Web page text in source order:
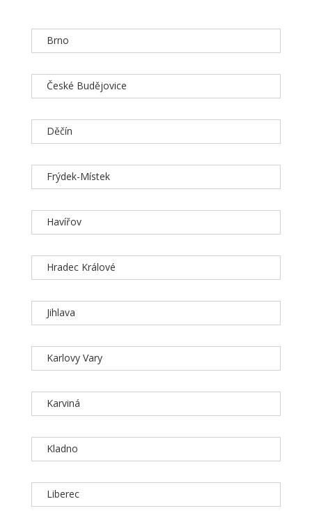
Brno
České Budějovice
Děčín
Frýdek-Místek
Havířov
Hradec Králové
Jihlava
Karlovy Vary
Karviná
Kladno
Liberec